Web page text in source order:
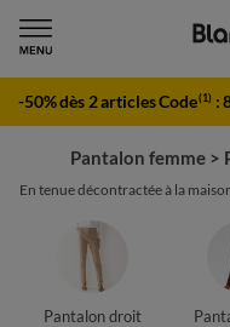
-50% dès 2 articles Code(1) :
Pantalon femme >
En tenue décontractée à la
Pantalon droit